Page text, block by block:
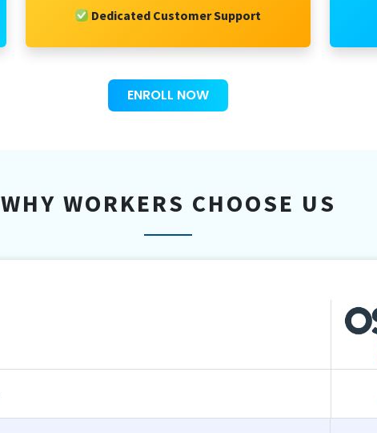
Dedicated Customer Support
ENROLL NOW
WHY WORKERS CHOOSE US